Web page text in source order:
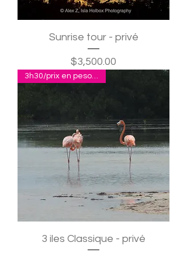
Sunrise tour - privé
Precio
$3,500.00
3 iles Classique - privé